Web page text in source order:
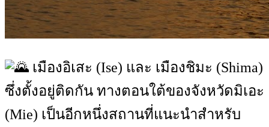
เมืองอิเสะ (Ise) และ เมืองชิมะ (Shima)
ซึ่งตั้งอยู่ติดกัน ทางตอนใต้ของจังหวัดมิเอะ
(Mie) เป็นอีกหนึ่งสถานที่แนะนำสำหรับ